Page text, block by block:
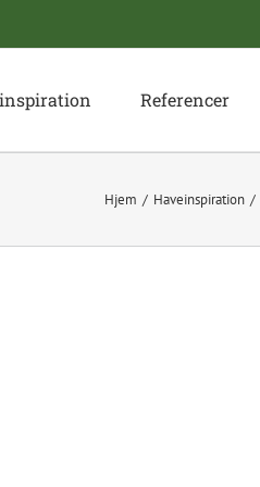
Referencer
Hjem Haveinspiration